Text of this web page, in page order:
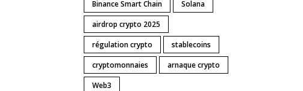
Binance Smart Chain
Solana
airdrop crypto 2025
régulation crypto
stablecoins
cryptomonnaies
arnaque crypto
Web3